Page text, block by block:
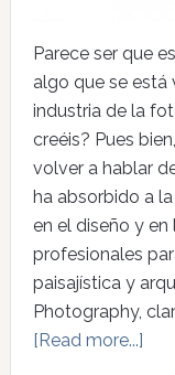
Parece ser que
algo que se está
industria de la
creéis? Pues
volver a hablar
ha absorbido a
en el diseño y
profesionales
paisajística y
Photography,
[Read more...]